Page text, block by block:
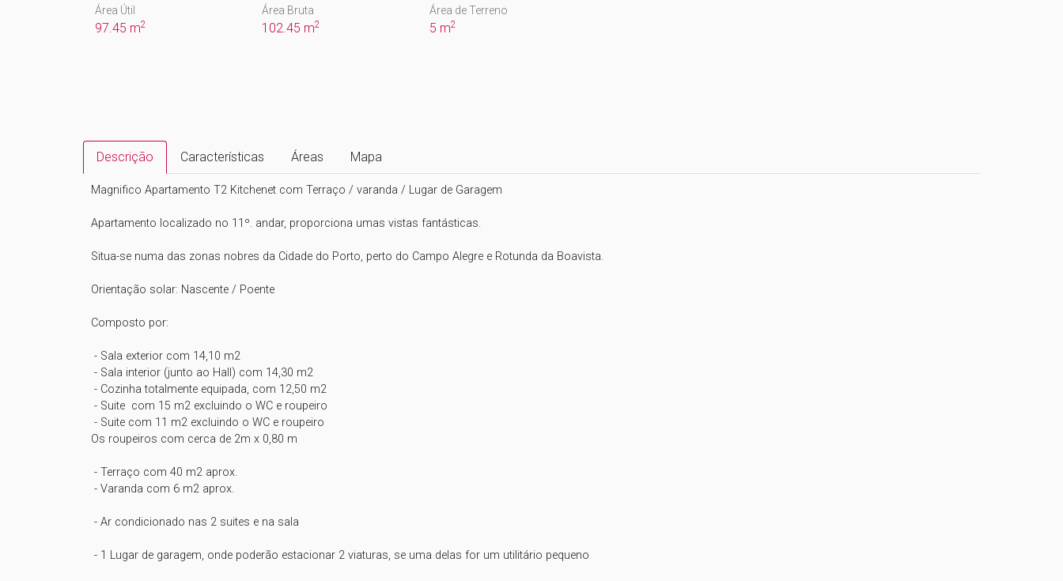
Área Útil
97.45 m2
Área Bruta
102.45 m2
Área de Terreno
5 m2
Descrição Características Áreas Mapa
Magnifico Apartamento T2 Kitchenet com Terraço / varanda / Lugar de Garagem
Apartamento localizado no 11º. andar, proporciona umas vistas fantásticas.
Situa-se numa das zonas nobres da Cidade do Porto, perto do Campo Alegre e Rotunda da Boavista.
Orientação solar: Nascente / Poente
Composto por:
Os roupeiros com cerca de 2m x 0,80 m